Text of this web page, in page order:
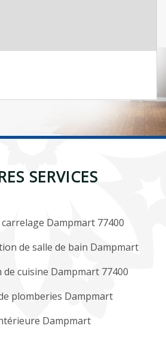
SERVICES
Dampmart 77400
de salle de bain Dampmart
cuisine Dampmart 77400
plomberies Dampmart
Dampmart